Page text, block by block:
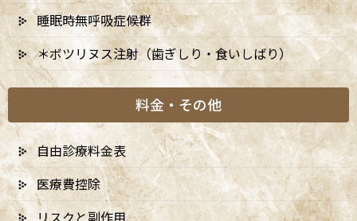
1-1. 予防の役割
予防の役割は、口腔内の健康を維持し、治療を必要としない状態
を作ることです。口腔内の病気は進行性であり、特に歯周病は初期
段階では症状がほとんどなく、患者様自身で気づくことが難しい
病気です。予防の取り組みを行うことで、早期発見・早期治療が可
能になり、口腔内の健康を長く保つことができます。
2. 予防の重要性に関する研究
睡眠時無呼吸症候群
＊ボツリヌス注射（歯ぎしり・食いしばり）
料金・その他
自由診療料金表
医療費控除
リスクと副作用